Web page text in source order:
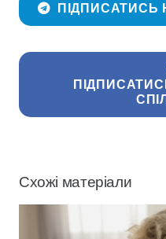
ПІДПИСАТИСЬ
Схожі матеріали